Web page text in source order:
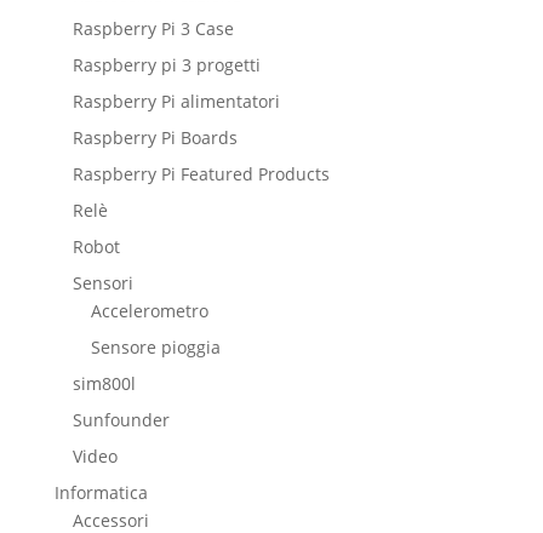
Raspberry Pi 3 Case
Raspberry pi 3 progetti
Raspberry Pi alimentatori
Raspberry Pi Boards
Raspberry Pi Featured Products
Relè
Robot
Sensori
Accelerometro
Sensore pioggia
sim800l
Sunfounder
Video
Informatica
Accessori